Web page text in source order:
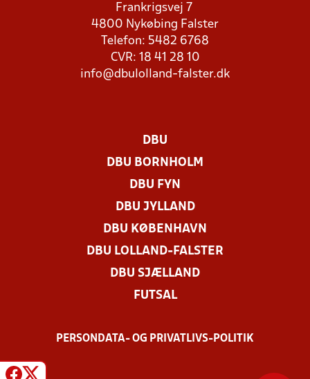
Frankrigsvej 7
4800 Nykøbing Falster
Telefon: 5482 6768
CVR: 18 41 28 10
info@dbulolland-falster.dk
DBU
DBU BORNHOLM
DBU FYN
DBU JYLLAND
DBU KØBENHAVN
DBU LOLLAND-FALSTER
DBU SJÆLLAND
FUTSAL
PERSONDATA- OG PRIVATLIVS-POLITIK